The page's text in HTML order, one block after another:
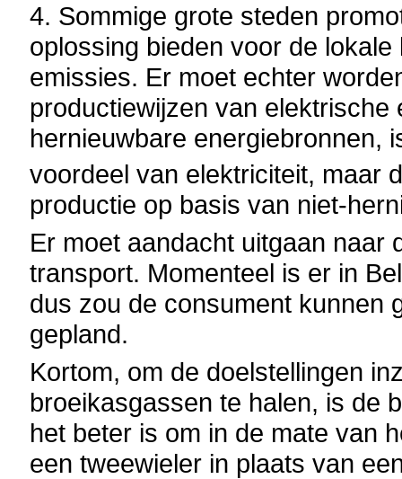
4. Sommige grote steden
oplossing bieden voor de
emissies. Er moet echter
productiewijzen van
hernieuwbare energiebronnen,
voordeel van elektriciteit, maar
productie op basis van niet-
Er moet aandacht uitgaan naar
transport. Momenteel is er in
dus zou de consument kunnen
gepland.
Kortom, om de doelstellingen
broeikasgassen te halen, is de
het beter is om in de mate van
een tweewieler in plaats van